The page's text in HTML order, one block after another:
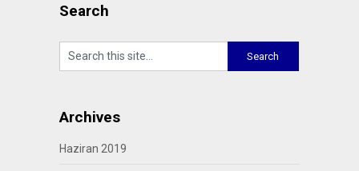
Search
Archives
Haziran 2019